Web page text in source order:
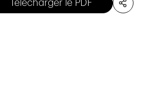
Télécharger le PDF